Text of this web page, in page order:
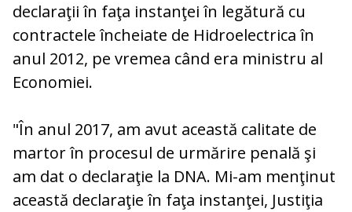
declaraţii în faţa instanţei în legătură cu
contractele încheiate de Hidroelectrica în
anul 2012, pe vremea când era ministru al
Economiei.
"În anul 2017, am avut această calitate de
martor în procesul de urmărire penală şi
am dat o declaraţie la DNA. Mi-am menţinut
această declaraţie în faţa instanţei, Justiţia